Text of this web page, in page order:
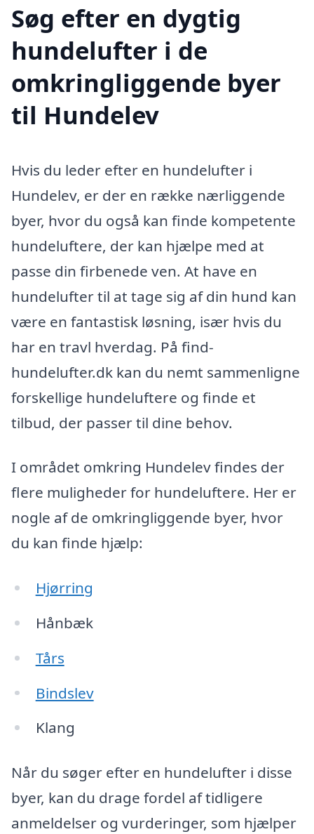
Søg efter en dygtig
hundelufter i de
omkringliggende byer
til Hundelev
Hvis du leder efter en hundelufter i
Hundelev, er der en række nærliggende
byer, hvor du også kan finde kompetente
hundeluftere, der kan hjælpe med at
passe din firbenede ven. At have en
hundelufter til at tage sig af din hund kan
være en fantastisk løsning, især hvis du
har en travl hverdag. På find-
hundelufter.dk kan du nemt sammenligne
forskellige hundeluftere og finde et
tilbud, der passer til dine behov.
I området omkring Hundelev findes der
flere muligheder for hundeluftere. Her er
nogle af de omkringliggende byer, hvor
du kan finde hjælp:
Hjørring
Hånbæk
Tårs
Bindslev
Klang
Når du søger efter en hundelufter i disse
byer, kan du drage fordel af tidligere
anmeldelser og vurderinger, som hjælper